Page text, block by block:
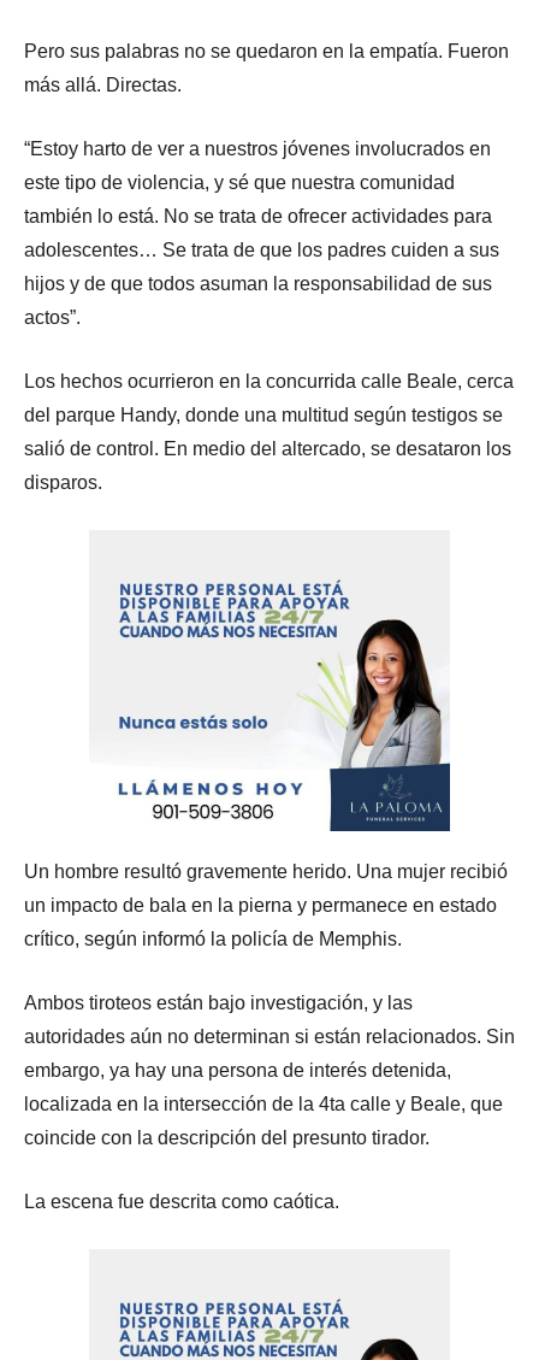
Pero sus palabras no se quedaron en la empatía. Fueron
más allá. Directas.
“Estoy harto de ver a nuestros jóvenes involucrados en
este tipo de violencia, y sé que nuestra comunidad
también lo está. No se trata de ofrecer actividades para
adolescentes… Se trata de que los padres cuiden a sus
hijos y de que todos asuman la responsabilidad de sus
actos”.
Los hechos ocurrieron en la concurrida calle Beale, cerca
del parque Handy, donde una multitud según testigos se
salió de control. En medio del altercado, se desataron los
disparos.
Un hombre resultó gravemente herido. Una mujer recibió
un impacto de bala en la pierna y permanece en estado
crítico, según informó la policía de Memphis.
Ambos tiroteos están bajo investigación, y las
autoridades aún no determinan si están relacionados. Sin
embargo, ya hay una persona de interés detenida,
localizada en la intersección de la 4ta calle y Beale, que
coincide con la descripción del presunto tirador.
La escena fue descrita como caótica.